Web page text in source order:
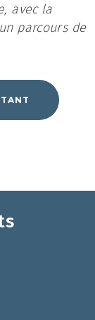
avec la
parcours de